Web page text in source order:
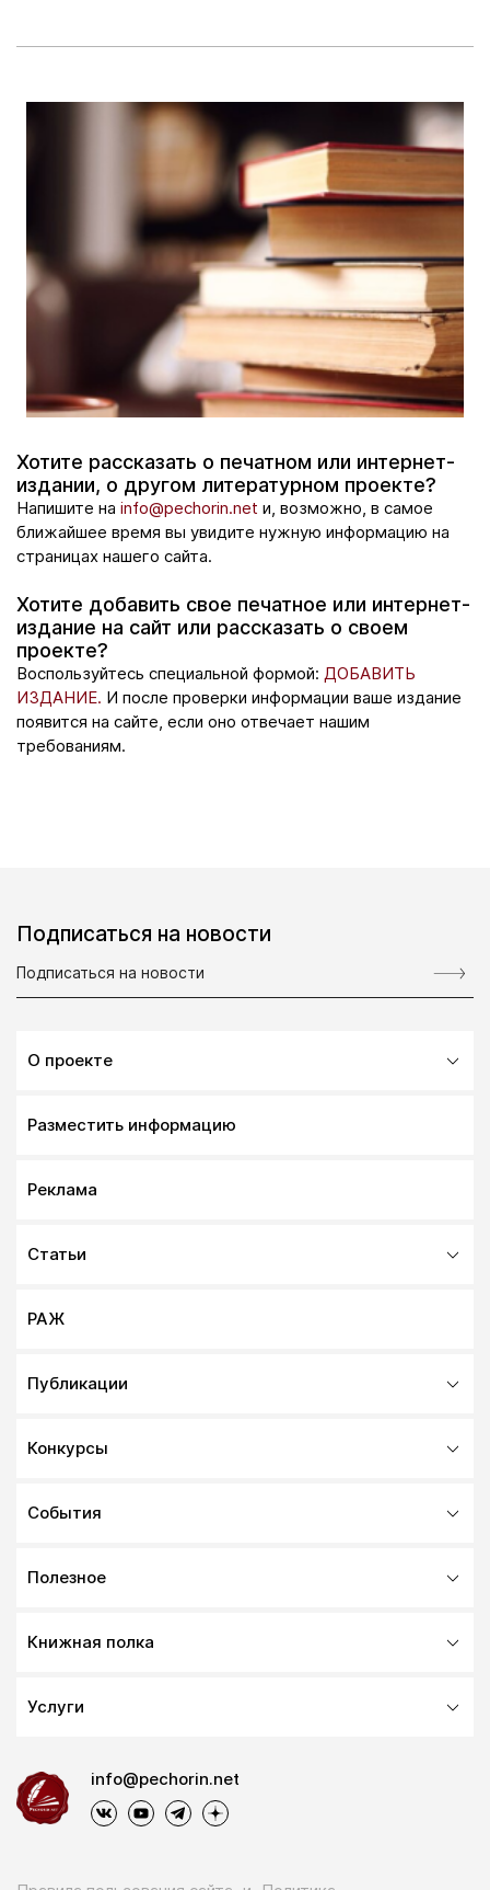
Хотите рассказать о печатном или интернет-
издании, о другом литературном проекте?
Напишите на info@pechorin.net и, возможно, в самое
ближайшее время вы увидите нужную информацию на
страницах нашего сайта.
Хотите добавить свое печатное или интернет-
издание на сайт или рассказать о своем
проекте?
Воспользуйтесь специальной формой: ДОБАВИТЬ
ИЗДАНИЕ. И после проверки информации ваше издание
появится на сайте, если оно отвечает нашим
требованиям.
Подписаться на новости
О проекте
Разместить информацию
Реклама
Статьи
РАЖ
Публикации
Конкурсы
События
Полезное
Книжная полка
Услуги
info@pechorin.net